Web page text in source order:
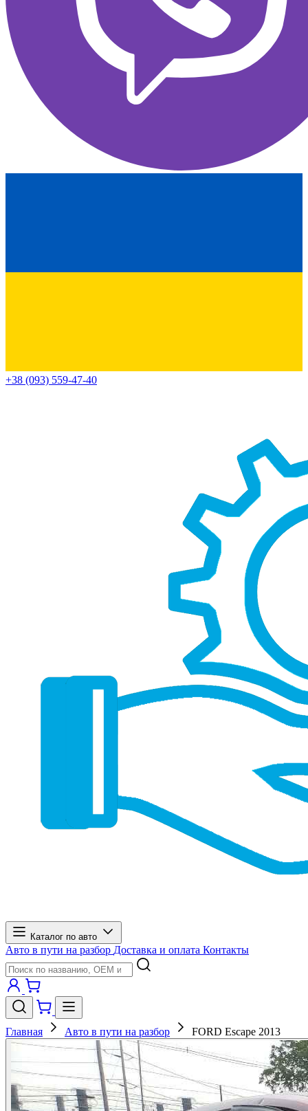
+38 (093) 559-47-40
Каталог по авто
Авто в пути на разбор Доставка и оплата Контакты
Главная Авто в пути на разбор FORD Escape 2013